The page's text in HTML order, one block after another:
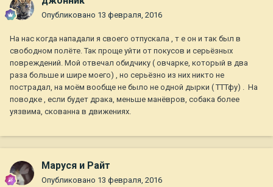
Опубликовано 13 февраля, 2016
На нас когда нападали я своего отпускала , т е он и так был в
свободном полёте. Так проще уйти от покусов и серьёзных
повреждений. Мой отвечал обидчику ( овчарке, который в два
раза больше и шире моего) , но серьёзно из них никто не
пострадал, на моём вообще не было не одной дырки ( ТТТфу) . На
поводке , если будет драка, меньше манёвров, собака более
уязвима, скованна в движениях.
Маруся и Райт
Опубликовано 13 февраля, 2016